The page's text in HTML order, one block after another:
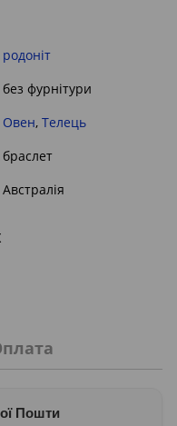
родоніт
без фурнітури
Овен, Телець
браслет
Австралія
Пошти